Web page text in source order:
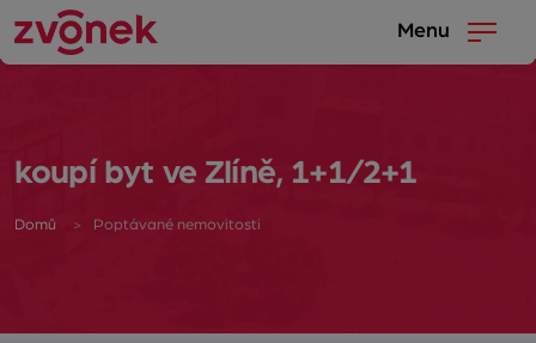
Menu
koupí byt ve Zlíně, 1+1/2+1
Domů Poptávané nemovitosti